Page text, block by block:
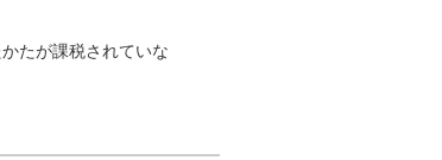
たが課税されていな